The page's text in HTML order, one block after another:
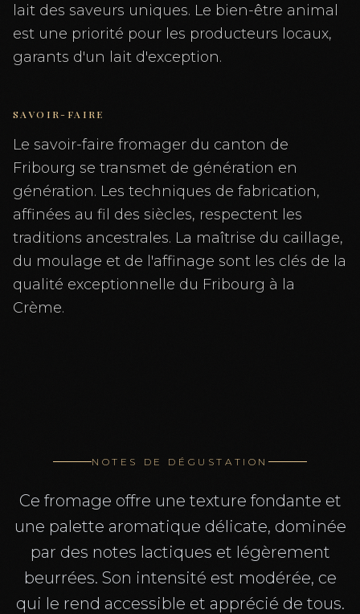
lait des saveurs uniques. Le bien-être animal
est une priorité pour les producteurs locaux,
garants d'un lait d'exception.
SAVOIR-FAIRE
Le savoir-faire fromager du canton de
Fribourg se transmet de génération en
génération. Les techniques de fabrication,
affinées au fil des siècles, respectent les
traditions ancestrales. La maîtrise du caillage,
du moulage et de l'affinage sont les clés de la
qualité exceptionnelle du Fribourg à la
Crème.
NOTES DE DÉGUSTATION
Ce fromage offre une texture fondante et
une palette aromatique délicate, dominée
par des notes lactiques et légèrement
beurrées. Son intensité est modérée, ce
qui le rend accessible et apprécié de tous.